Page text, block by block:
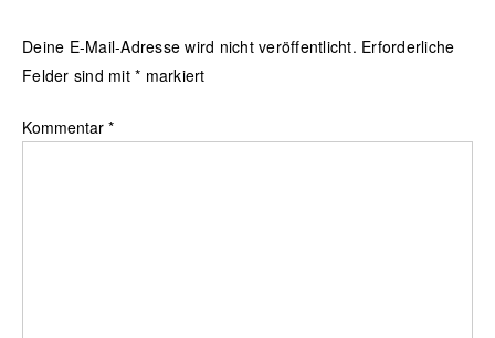
Deine E-Mail-Adresse wird nicht veröffentlicht. Erforderliche
Felder sind mit * markiert
Kommentar *